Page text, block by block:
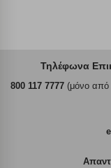
Τηλέφωνα
800 117 7777(μόνο από